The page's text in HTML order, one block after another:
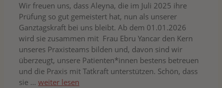
Wir freuen uns, dass Aleyna, die im Juli 2025 ihre
Prüfung so gut gemeistert hat, nun als unserer
Ganztagskraft bei uns bleibt. Ab dem 01.01.2026
wird sie zusammen mit Frau Ebru Yancar den Kern
unseres Praxisteams bilden und, davon sind wir
überzeugt, unsere Patienten*innen bestens betreuen
und die Praxis mit Tatkraft unterstützen. Schön, dass
sie … weiter lesen